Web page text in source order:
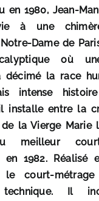
en 1980, Jean-
à une
Dame de
où
décimé la race
intense histoire
installe entre la
la Vierge Marie
meilleur
en 1982. Réalisé
le court-
technique. Il